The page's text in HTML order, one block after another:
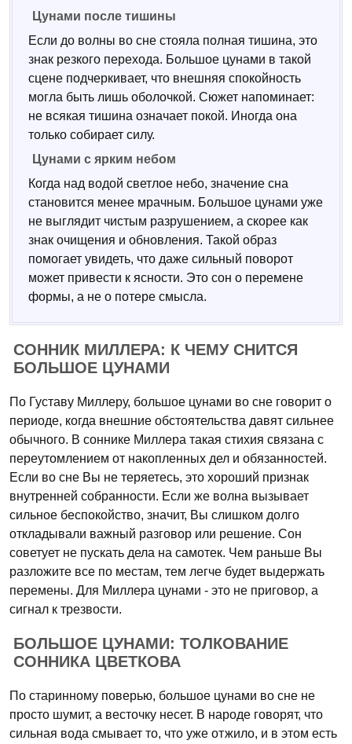
Цунами после тишины
Если до волны во сне стояла полная тишина, это
знак резкого перехода. Большое цунами в такой
сцене подчеркивает, что внешняя спокойность
могла быть лишь оболочкой. Сюжет напоминает:
не всякая тишина означает покой. Иногда она
только собирает силу.
Цунами с ярким небом
Когда над водой светлое небо, значение сна
становится менее мрачным. Большое цунами уже
не выглядит чистым разрушением, а скорее как
знак очищения и обновления. Такой образ
помогает увидеть, что даже сильный поворот
может привести к ясности. Это сон о перемене
формы, а не о потере смысла.
СОННИК МИЛЛЕРА: К ЧЕМУ СНИТСЯ
БОЛЬШОЕ ЦУНАМИ
По Густаву Миллеру, большое цунами во сне говорит о
периоде, когда внешние обстоятельства давят сильнее
обычного. В соннике Миллера такая стихия связана с
переутомлением от накопленных дел и обязанностей.
Если во сне Вы не теряетесь, это хороший признак
внутренней собранности. Если же волна вызывает
сильное беспокойство, значит, Вы слишком долго
откладывали важный разговор или решение. Сон
советует не пускать дела на самотек. Чем раньше Вы
разложите все по местам, тем легче будет выдержать
перемены. Для Миллера цунами - это не приговор, а
сигнал к трезвости.
БОЛЬШОЕ ЦУНАМИ: ТОЛКОВАНИЕ
СОННИКА ЦВЕТКОВА
По старинному поверью, большое цунами во сне не
просто шумит, а весточку несет. В народе говорят, что
сильная вода смывает то, что уже отжило, и в этом есть